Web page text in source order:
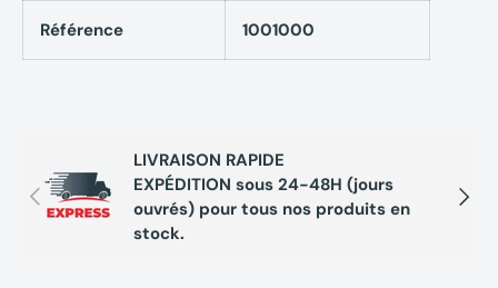
Référence 1001000
Précédent
LIVRAISON RAPIDE
EXPÉDITION sous 24-48H (jours
ouvrés) pour tous nos produits en
stock.